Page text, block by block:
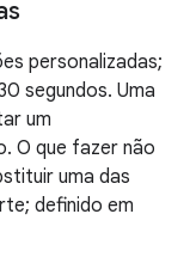
personalizadas;
segundos. Uma
um
O que fazer não
uma das
definido em